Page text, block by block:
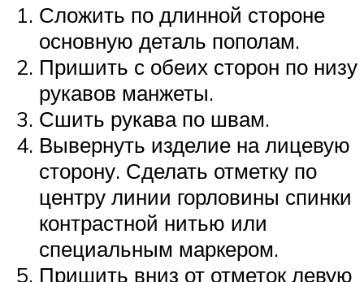
Сложить по длинной стороне
основную деталь пополам.
Пришить с обеих сторон по низу
рукавов манжеты.
Сшить рукава по швам.
Вывернуть изделие на лицевую
сторону. Сделать отметку по
центру линии горловины спинки
контрастной нитью или
специальным маркером.
Пришить вниз от отметок левую